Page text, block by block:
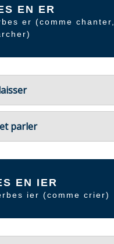
EN ER
er (comme chanter,
parler
EN IER
ier (comme crier)